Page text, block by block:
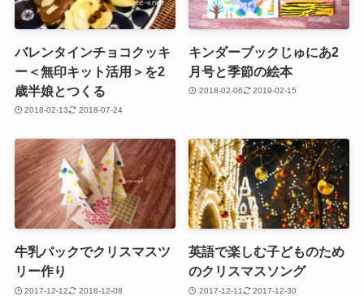
バレンタインチョコクッキ
ー＜無印キット活用＞を2
歳半娘とつくる
2018-02-13 2018-07-24
キンダーブックじゅにあ2
月号と季節の絵本
2018-02-06 2019-02-15
牛乳パックでクリスマスツ
リー作り
2017-12-12 2018-12-08
英語で楽しむ子どものため
のクリスマスソング
2017-12-11 2017-12-30